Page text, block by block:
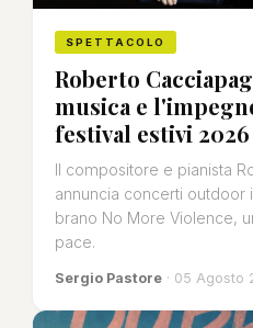
SPETTACOLO
Roberto
musica e
festival estivi 2026
Il compositore e pianista
annuncia concerti outdoor
brano No More Violence,
pace.
Sergio Pastore · 05 Agosto